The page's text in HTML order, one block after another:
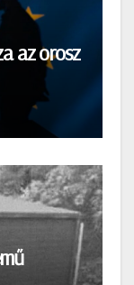
az orosz